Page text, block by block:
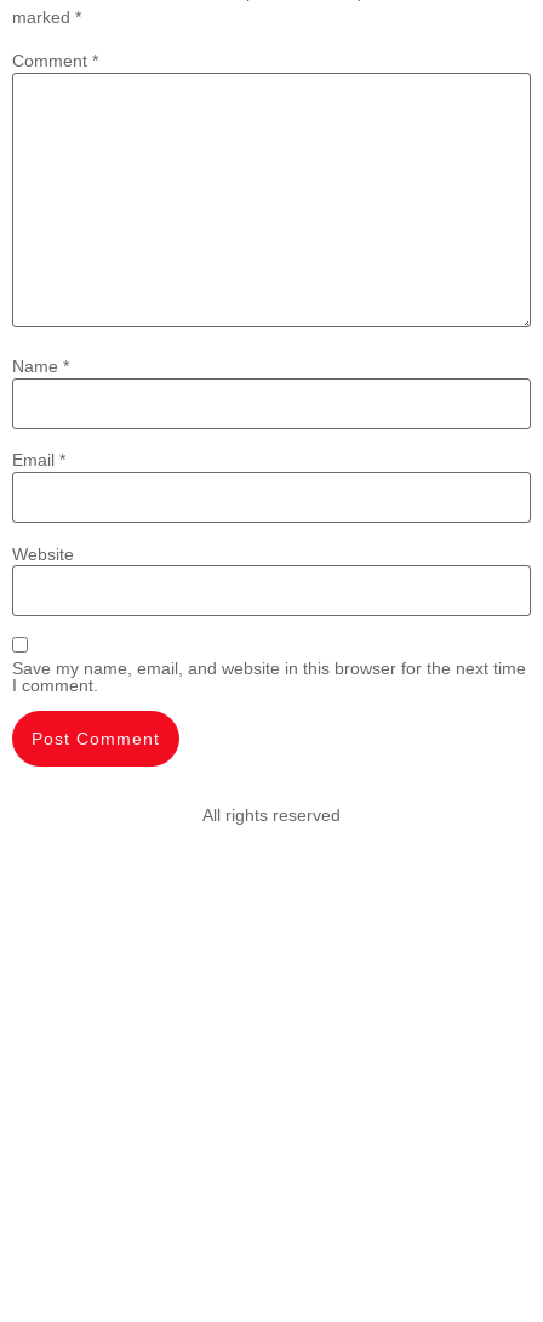
marked *
Comment *
Name *
Email *
Website
Save my name, email, and website in this browser for the next time
I comment.
All rights reserved